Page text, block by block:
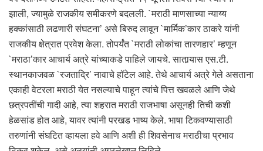
झाली, ज्यामुळे राजकीय समीकरणे बदलली. `मराठी माणसाच्या न्याय्य
हक्कांसाठी लढणारी संघटना’ असे बिरुद लावून `मार्मिक’कार ठाकरे यांनी
राजकीय क्षेत्रात प्रवेश केला. तोपर्यंत `मराठी लोकांचा तारणहार’ म्हणून
`मराठा’कार आचार्य अत्रे यांच्याकडे पाहिले जायचे. सातार्‍यास एस.टी.
स्थानकाजवळ `रजताद्रि’ नावाचे हॉटेल आहे. तेथे आचार्य अत्रे गेले असताना
एकाही वेटरला मराठी येत नसल्याचे पाहून त्यांचे पित्त खवळले आणि जेथे
छत्रपतींची गादी आहे, त्या शहरात मराठी राजभाषा असूनही तिची कशी
हेळसांड होत आहे, यावर त्यांनी परखड भाष्य केले. भाषा टिकवण्यासाठी
तरुणांनी संघटित व्हायला हवे आणि अशी ही शिवसेनाच मराठीचा प्रभाव